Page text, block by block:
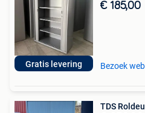
Gratis levering
€ 185,00
Bezoek
TDS